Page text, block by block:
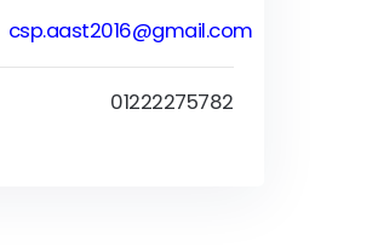
csp.aast2016@gmail.com
01222275782